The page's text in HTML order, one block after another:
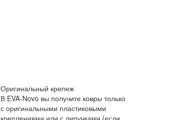
Оригинальный крепеж
В EVA-Novo вы получите ковры только
с оригинальными пластиковыми
креплениями или с липучками (если